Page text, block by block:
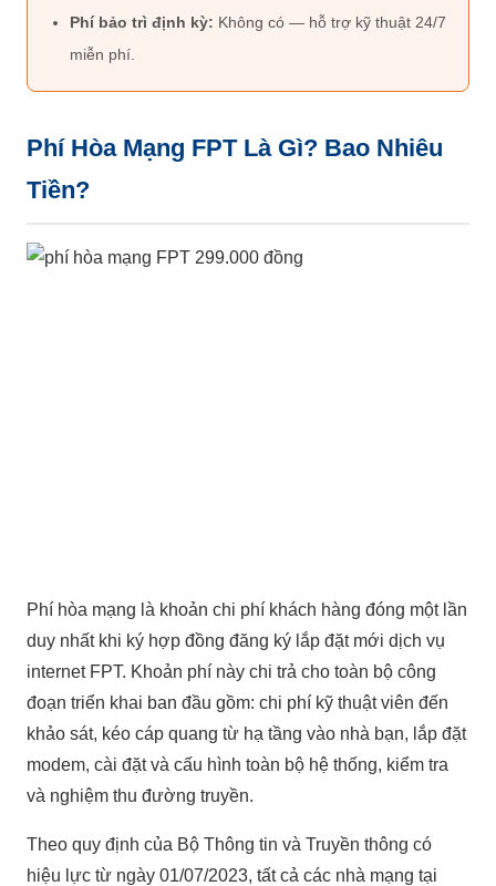
Phí bảo trì định kỳ: Không có — hỗ trợ kỹ thuật 24/7
miễn phí.
Phí Hòa Mạng FPT Là Gì? Bao Nhiêu
Tiền?
Phí hòa mạng là khoản chi phí khách hàng đóng một lần
duy nhất khi ký hợp đồng đăng ký lắp đặt mới dịch vụ
internet FPT. Khoản phí này chi trả cho toàn bộ công
đoạn triển khai ban đầu gồm: chi phí kỹ thuật viên đến
khảo sát, kéo cáp quang từ hạ tầng vào nhà bạn, lắp đặt
modem, cài đặt và cấu hình toàn bộ hệ thống, kiểm tra
và nghiệm thu đường truyền.
Theo quy định của Bộ Thông tin và Truyền thông có
hiệu lực từ ngày 01/07/2023, tất cả các nhà mạng tại